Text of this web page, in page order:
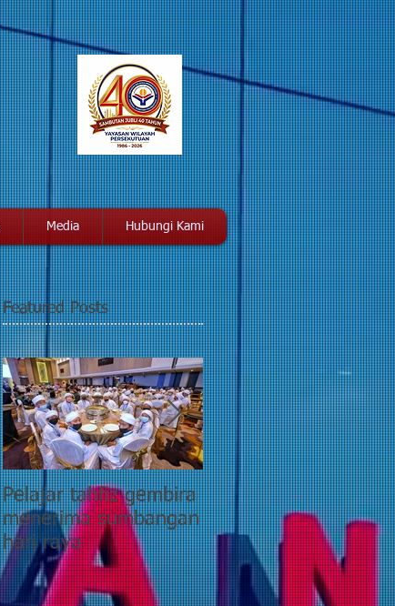
Media Hubungi Kami
Featured Posts
Pelajar tahfiz gembira
menerima sumbangan
hari raya
YWP bantu pesakit
pasca COVID-19
kategori 5 di PPR
Taman Wahyu 2